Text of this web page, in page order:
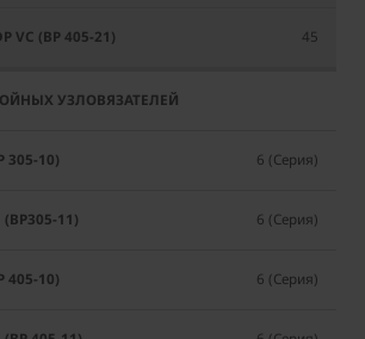
45
6 (Серия)
6 (Серия)
6 (Серия)